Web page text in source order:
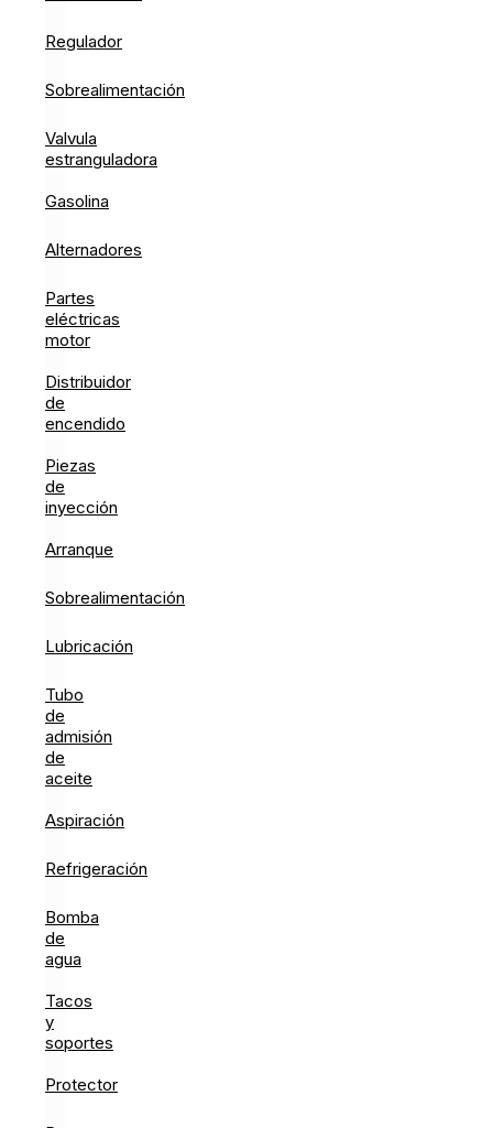
Regulador
Sobrealimentación
Valvula
estranguladora
Gasolina
Alternadores
Partes
eléctricas
motor
Distribuidor
de
encendido
Piezas
de
inyección
Arranque
Sobrealimentación
Lubricación
Tubo
de
admisión
de
aceite
Aspiración
Refrigeración
Bomba
de
agua
Tacos
y
soportes
Protector